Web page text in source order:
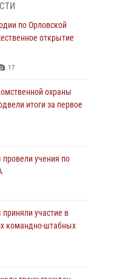
Управления
в митинге в честь
Орла
первое полугодие
задержали 15 лиц,
2
приняли от граждан
по Орловской
открытие
17
охраны
итоги за первое
учения по
участие в
командно-штабных